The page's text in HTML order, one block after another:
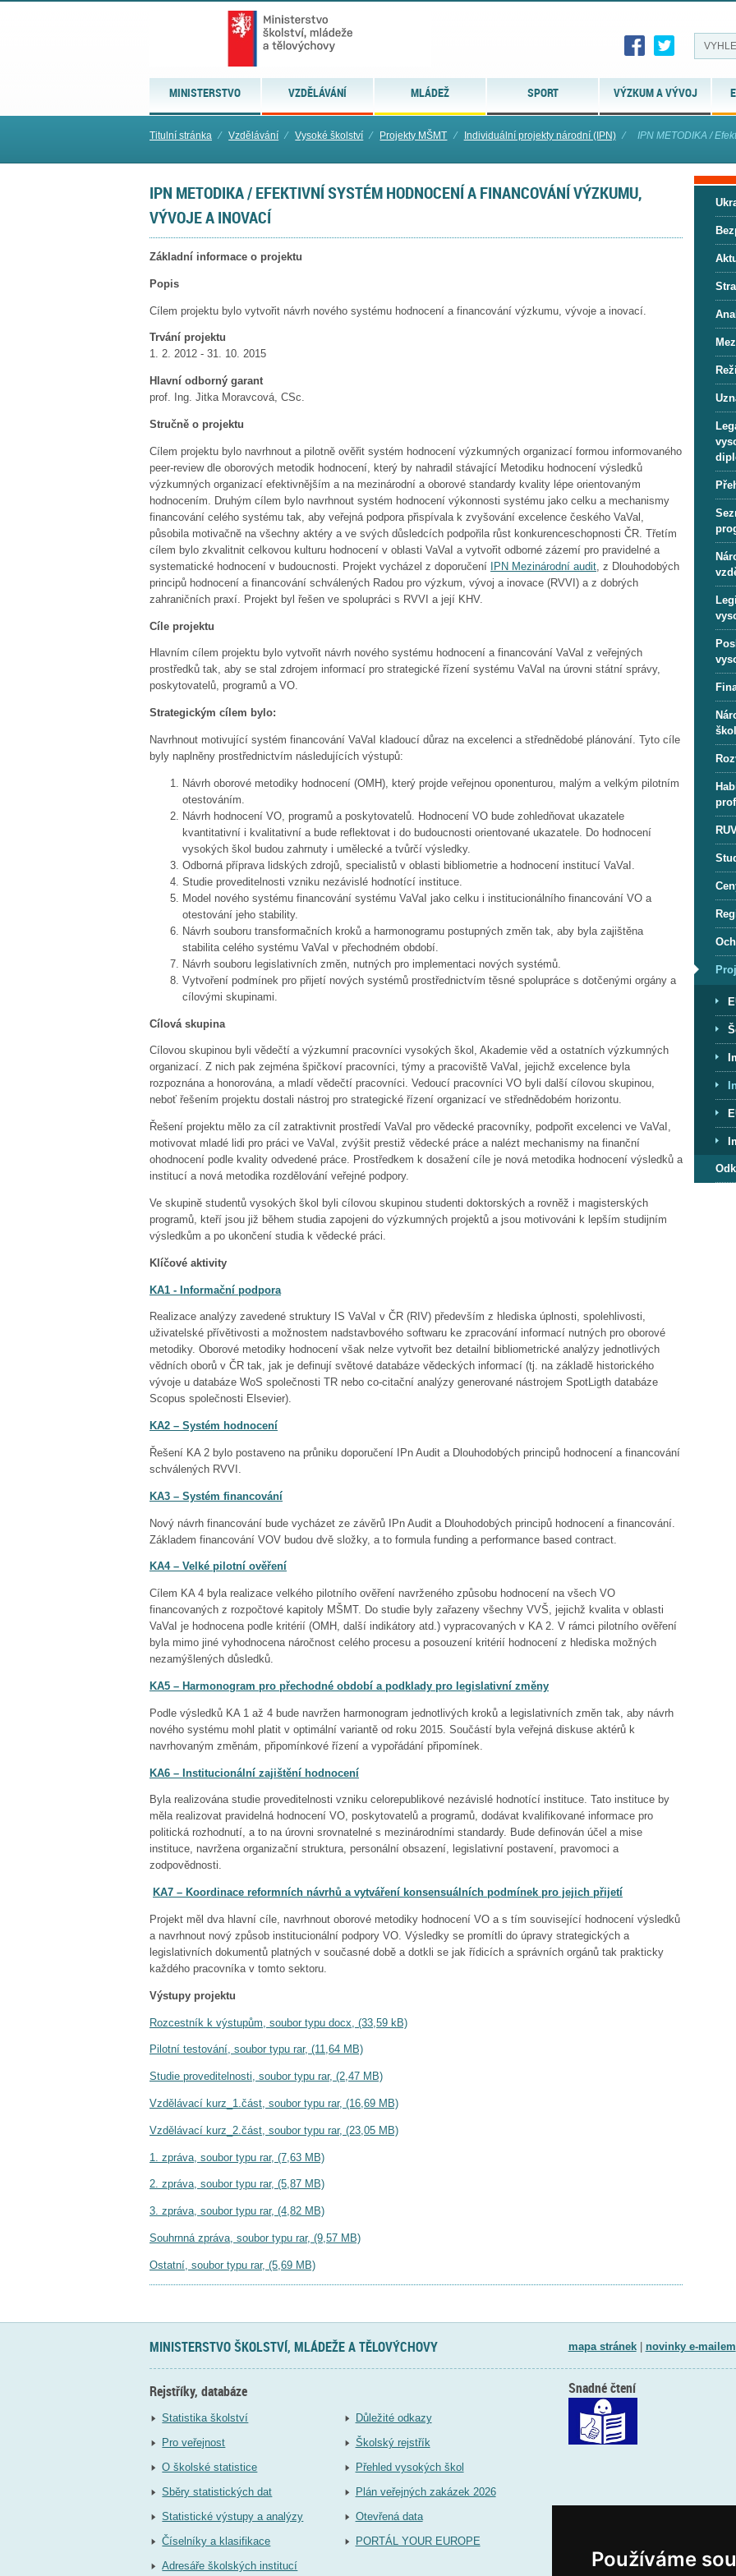
Používáme
MINISTERSTVO VZDĚLÁVÁNÍ MLÁDEŽ SPORT VÝZKUM A VÝVOJ
Titulní stránka ⁄ Vzdělávání ⁄ Vysoké školství ⁄ Projekty MŠMT ⁄ Individuální projekty národní (IPN) ⁄ IPN METODIKA /
IPN METODIKA / EFEKTIVNÍ SYSTÉM HODNOCENÍ A FINANCOVÁNÍ VÝZKUMU,
VÝVOJE A INOVACÍ
Základní informace o projektu
Popis
Cílem projektu bylo vytvořit návrh nového systému hodnocení a financování výzkumu, vývoje a inovací.
Trvání projektu
1. 2. 2012 - 31. 10. 2015
Hlavní odborný garant
prof. Ing. Jitka Moravcová, CSc.
Stručně o projektu
Cílem projektu bylo navrhnout a pilotně ověřit systém hodnocení výzkumných organizací formou informovaného
peer-review dle oborových metodik hodnocení, který by nahradil stávající Metodiku hodnocení výsledků
výzkumných organizací efektivnějším a na mezinárodní a oborové standardy kvality lépe orientovaným
hodnocením. Druhým cílem bylo navrhnout systém hodnocení výkonnosti systému jako celku a mechanismy
financování celého systému tak, aby veřejná podpora přispívala k zvyšování excelence českého VaVal,
působila motivačně na všechny aktéry a ve svých důsledcích podpořila růst konkurenceschopnosti ČR. Třetím
cílem bylo zkvalitnit celkovou kulturu hodnocení v oblasti VaVaI a vytvořit odborné zázemí pro pravidelné a
systematické hodnocení v budoucnosti. Projekt vycházel z doporučení
IPN Mezinárodní audit , z Dlouhodobých
principů hodnocení a financování schválených Radou pro výzkum, vývoj a inovace (RVVI) a z dobrých
zahraničních praxí. Projekt byl řešen ve spolupráci s RVVI a její KHV.
Cíle projektu
Hlavním cílem projektu bylo vytvořit návrh nového systému hodnocení a financování VaVaI z veřejných
prostředků tak, aby se stal zdrojem informací pro strategické řízení systému VaVaI na úrovni státní správy,
poskytovatelů, programů a VO.
Strategickým cílem bylo:
Navrhnout motivující systém financování VaVaI kladoucí důraz na excelenci a střednědobé plánování. Tyto cíle
byly naplněny prostřednictvím následujících výstupů:
Návrh oborové metodiky hodnocení (OMH), který projde veřejnou oponenturou, malým a velkým pilotním
otestováním.
Návrh hodnocení VO, programů a poskytovatelů. Hodnocení VO bude zohledňovat ukazatele
kvantitativní i kvalitativní a bude reflektovat i do budoucnosti orientované ukazatele. Do hodnocení
vysokých škol budou zahrnuty i umělecké a tvůrčí výsledky.
Odborná příprava lidských zdrojů, specialistů v oblasti bibliometrie a hodnocení institucí VaVaI.
Studie proveditelnosti vzniku nezávislé hodnotící instituce.
Model nového systému financování systému VaVaI jako celku i institucionálního financování VO a
otestování jeho stability.
Návrh souboru transformačních kroků a harmonogramu postupných změn tak, aby byla zajištěna
stabilita celého systému VaVaI v přechodném období.
Návrh souboru legislativních změn, nutných pro implementaci nových systémů.
Vytvoření podmínek pro přijetí nových systémů prostřednictvím těsné spolupráce s dotčenými orgány a
cílovými skupinami.
Cílová skupina
Cílovou skupinou byli vědečtí a výzkumní pracovníci vysokých škol, Akademie věd a ostatních výzkumných
organizací. Z nich pak zejména špičkoví pracovníci, týmy a pracoviště VaVaI, jejichž excelence byla
rozpoznána a honorována, a mladí vědečtí pracovníci. Vedoucí pracovníci VO byli další cílovou skupinou,
neboť řešením projektu dostali nástroj pro strategické řízení organizací ve střednědobém horizontu.
Řešení projektu mělo za cíl zatraktivnit prostředí VaVaI pro vědecké pracovníky, podpořit excelenci ve VaVaI,
motivovat mladé lidi pro práci ve VaVaI, zvýšit prestiž vědecké práce a nalézt mechanismy na finanční
ohodnocení podle kvality odvedené práce. Prostředkem k dosažení cíle je nová metodika hodnocení výsledků a
institucí a nová metodika rozdělování veřejné podpory.
Ve skupině studentů vysokých škol byli cílovou skupinou studenti doktorských a rovněž i magisterských
programů, kteří jsou již během studia zapojeni do výzkumných projektů a jsou motivováni k lepším studijním
výsledkům a po ukončení studia k vědecké práci.
Klíčové aktivity
KA1 - Informační podpora
Realizace analýzy zavedené struktury IS VaVaI v ČR (RIV) především z hlediska úplnosti, spolehlivosti,
uživatelské přívětivosti a možnostem nadstavbového softwaru ke zpracování informací nutných pro oborové
metodiky. Oborové metodiky hodnocení však nelze vytvořit bez detailní bibliometrické analýzy jednotlivých
vědních oborů v ČR tak, jak je definují světové databáze vědeckých informací (tj. na základě historického
vývoje u databáze WoS společnosti TR nebo co-citační analýzy generované nástrojem SpotLigth databáze
Scopus společnosti Elsevier).
KA2 – Systém hodnocení
Řešení KA 2 bylo postaveno na průniku doporučení IPn Audit a Dlouhodobých principů hodnocení a financování
schválených RVVI.
KA3 – Systém financování
Nový návrh financování bude vycházet ze závěrů IPn Audit a Dlouhodobých principů hodnocení a financování.
Základem financování VOV budou dvě složky, a to formula funding a performance based contract.
KA4 – Velké pilotní ověření
Cílem KA 4 byla realizace velkého pilotního ověření navrženého způsobu hodnocení na všech VO
financovaných z rozpočtové kapitoly MŠMT. Do studie byly zařazeny všechny VVŠ, jejichž kvalita v oblasti
VaVaI je hodnocena podle kritérií (OMH, další indikátory atd.) vypracovaných v KA 2. V rámci pilotního ověření
byla mimo jiné vyhodnocena náročnost celého procesu a posouzení kritérií hodnocení z hlediska možných
nezamýšlených důsledků.
KA5 – Harmonogram pro přechodné období a podklady pro legislativní změny
Podle výsledků KA 1 až 4 bude navržen harmonogram jednotlivých kroků a legislativních změn tak, aby návrh
nového systému mohl platit v optimální variantě od roku 2015. Součástí byla veřejná diskuse aktérů k
navrhovaným změnám, připomínkové řízení a vypořádání připomínek.
KA6 – Institucionální zajištění hodnocení
Byla realizována studie proveditelnosti vzniku celorepublikové nezávislé hodnotící instituce. Tato instituce by
měla realizovat pravidelná hodnocení VO, poskytovatelů a programů, dodávat kvalifikované informace pro
politická rozhodnutí, a to na úrovni srovnatelné s mezinárodními standardy. Bude definován účel a mise
instituce, navržena organizační struktura, personální obsazení, legislativní postavení, pravomoci a
zodpovědnosti.
KA7 – Koordinace reformních návrhů a vytváření konsensuálních podmínek pro jejich přijetí
Projekt měl dva hlavní cíle, navrhnout oborové metodiky hodnocení VO a s tím související hodnocení výsledků
a navrhnout nový způsob institucionální podpory VO. Výsledky se promítli do úpravy strategických a
legislativních dokumentů platných v současné době a dotkli se jak řídicích a správních orgánů tak prakticky
každého pracovníka v tomto sektoru.
Výstupy projektu
Rozcestník k výstupům, soubor typu docx, (33,59 kB)
Pilotní testování, soubor typu rar, (11,64 MB)
Studie proveditelnosti, soubor typu rar, (2,47 MB)
Vzdělávací kurz_1.část, soubor typu rar, (16,69 MB)
Vzdělávací kurz_2.část, soubor typu rar, (23,05 MB)
1. zpráva, soubor typu rar, (7,63 MB)
2. zpráva, soubor typu rar, (5,87 MB)
3. zpráva, soubor typu rar, (4,82 MB)
Souhrnná zpráva, soubor typu rar, (9,57 MB)
Ostatní, soubor typu rar, (5,69 MB)
škol
MINISTERSTVO ŠKOLSTVÍ, MLÁDEŽE A TĚLOVÝCHOVY mapa stránek| novinky e-mailem
Rejstříky, databáze
Statistika školství
Pro veřejnost
O školské statistice
Sběry statistických dat
Statistické výstupy a analýzy
Číselníky a klasifikace
Adresáře školských institucí
Důležité odkazy
Školský rejstřík
Přehled vysokých škol
Plán veřejných zakázek 2026
Otevřená data
PORTÁL YOUR EUROPE
Snadné čtení